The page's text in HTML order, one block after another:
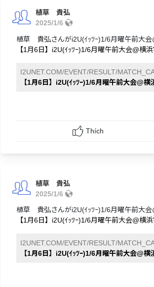
植草 貴弘
2025/1/6
植草 貴弘さんがi2U(ｲｯﾂｰ)1/6月曜午前大会
【1月6日】i2U(ｲｯﾂｰ)1/6月曜午前大会@横
I2UNET.COM/EVENT/RESULT/
【1月6日】i2U(ｲｯﾂｰ)1/6月曜午前大会@横
Thích
植草 貴弘
2025/1/6
植草 貴弘さんがi2U(ｲｯﾂｰ)1/6月曜午前大会
【1月6日】i2U(ｲｯﾂｰ)1/6月曜午前大会@横
I2UNET.COM/EVENT/RESULT/
【1月6日】i2U(ｲｯﾂｰ)1/6月曜午前大会@横